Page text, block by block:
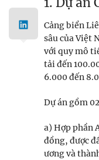
Cảng biển
sâu của Việt
với quy mô
tải đến
6.000 đến
Dự án gồm
a) Hợp phần
đồng, được
ương và